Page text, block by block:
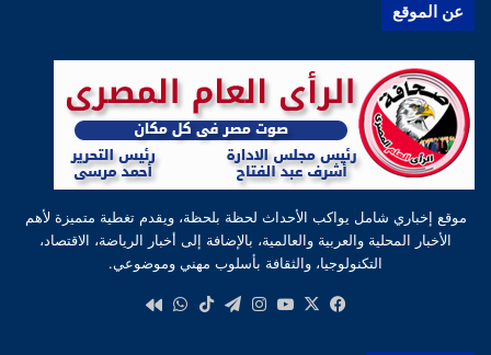
عن الموقع
موقع إخباري شامل يواكب الأحداث لحظة بلحظة، ويقدم تغطية متميزة لأهم
الأخبار المحلية والعربية والعالمية، بالإضافة إلى أخبار الرياضة، الاقتصاد،
التكنولوجيا، والثقافة بأسلوب مهني وموضوعي.
فيسبوك
‫X
‫YouTube
انستقرام
تيلقرام‫TikTokواتساب